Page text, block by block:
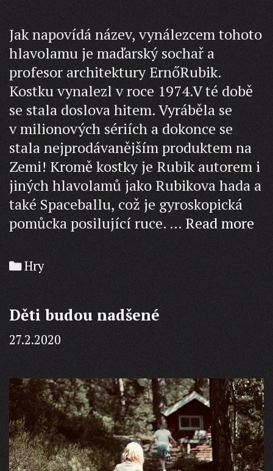
Jak napovídá název, vynálezcem tohoto
hlavolamu je maďarský sochař a
profesor architektury ErnőRubik.
Kostku vynalezl v roce 1974.V té době
se stala doslova hitem. Vyráběla se
v milionových sériích a dokonce se
stala nejprodávanějším produktem na
Zemi! Kromě kostky je Rubik autorem i
jiných hlavolamů jako Rubikova hada a
také Spaceballu, což je gyroskopická
pomůcka posilující ruce. …Read more
Categories
Hry
Děti budou nadšené
27.2.2020